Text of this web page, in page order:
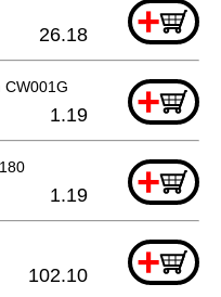
+
26.18
CW001G +
1.19
+
1.19
+
102.10